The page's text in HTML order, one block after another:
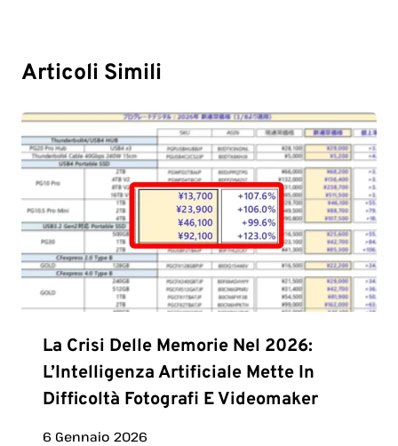
Articoli Simili
La Crisi Delle Memorie Nel 2026:
L’Intelligenza Artificiale Mette In
Difficoltà Fotografi E Videomaker
6 Gennaio 2026